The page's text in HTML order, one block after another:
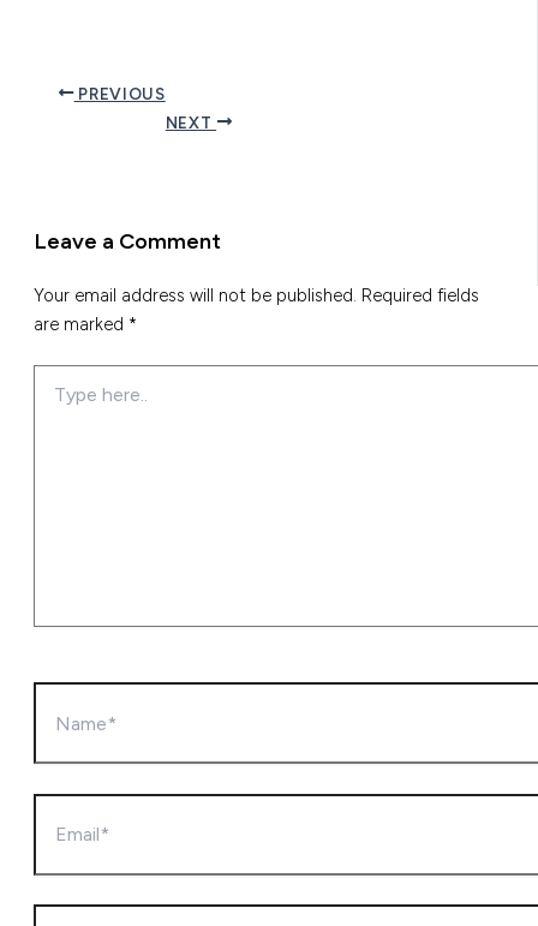
PREVIOUS
NEXT
Leave a Comment
Your email address will not be published. Required fields
are marked *
here..